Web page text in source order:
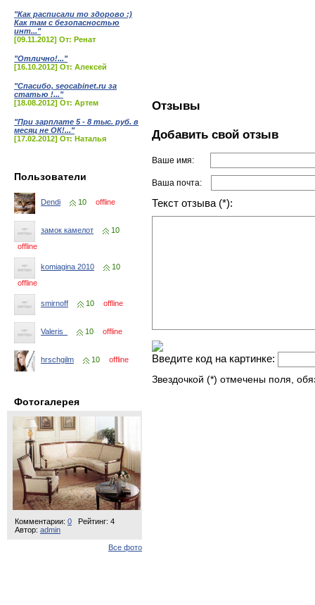
"Как расписали то здорово :)
Как там с безопасностью
инт..."
[09.11.2012] От: Ренат
"Отлично!..."
[16.10.2012] От: Алексей
"Спасибо, seocabinet.ru за
статью !..."
[18.08.2012] От: Артем
"При зарплате 5 - 8 тыс. руб. в
месяц не ОК!..."
[17.02.2012] От: Наталья
Пользователи
Dendi 10 offline
замок камелот
10
offline
komiagina 2010
10
offline
smirnoff 10 offline
Valeris_ 10 offline
hrschgilm 10 offline
Фотогалерея
Комментарии: 0
Рейтинг: 4
Автор: admin
Все фото
Отзывы
Добавить свой отзыв
Ваше имя:
Ваша почта:
Текст отзыва (*):
Введите код на картинке:
Звездочкой (*) отмечены поля,